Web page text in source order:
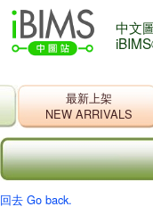
中文
最新上架
NEW ARRIVALS
回去 Go back.